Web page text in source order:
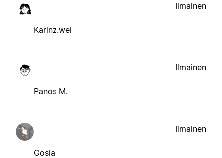
Karinz.wei
Ilmainen
Panos M.
Ilmainen
Gosia
Ilmainen